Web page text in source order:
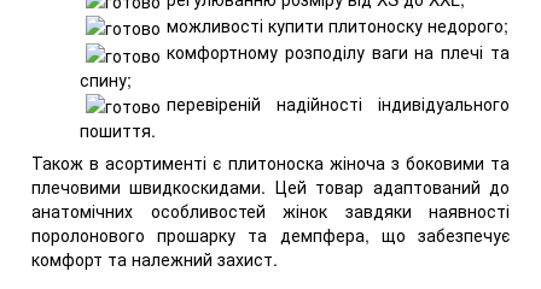
можливості купити плитоноску недорого;
комфортному розподілу ваги на плечі та
спину;
перевіреній надійності індивідуального
пошиття.
Також в асортименті є плитоноска жіноча з боковими та
плечовими швидкоскидами. Цей товар адаптований до
анатомічних особливостей жінок завдяки наявності
поролонового прошарку та демпфера, що забезпечує
комфорт та належний захист.